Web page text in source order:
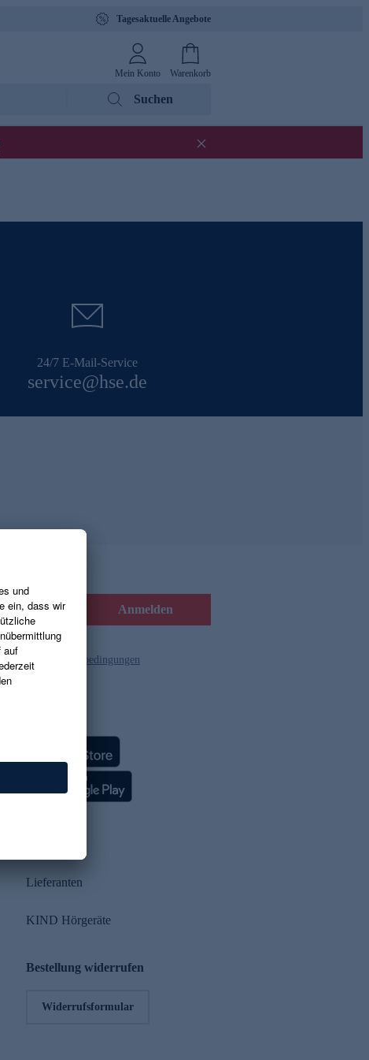
Tagesaktuelle Angebote
Mein Konto Warenkorb
Suchen
24/7 E-Mail-Service
service@hse.de
Anmelden
und die Gutscheinbedingungen
Lieferanten
KIND Hörgeräte
Bestellung widerrufen
Widerrufsformular